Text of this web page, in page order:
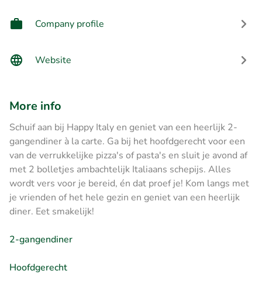
Company profile
Website
More info
Schuif aan bij Happy Italy en geniet van een heerlijk 2-
gangendiner à la carte. Ga bij het hoofdgerecht voor een
van de verrukkelijke pizza's of pasta's en sluit je avond af
met 2 bolletjes ambachtelijk Italiaans schepijs. Alles
wordt vers voor je bereid, én dat proef je! Kom langs met
je vrienden of het hele gezin en geniet van een heerlijk
diner. Eet smakelijk!
2-gangendiner
Hoofdgerecht